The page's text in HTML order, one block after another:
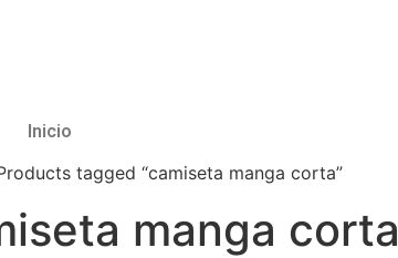
Inicio
tagged “camiseta manga corta”
manga corta